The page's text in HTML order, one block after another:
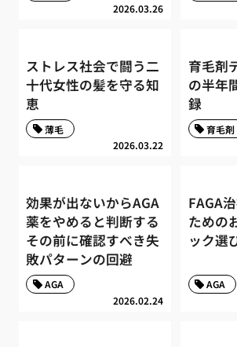
2026.03.26
ストレス社会で闘う二
十代女性の髪を守る知
恵
2026.03.22
薄毛
育毛剤
の半年
録
育毛剤
効果が出ないからAGA
薬をやめると判断する
その前に確認すべき失
敗パターンの回避
2026.02.24
AGA
FAGA
ための
ック選
AGA